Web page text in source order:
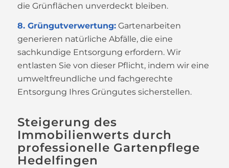
die Grünflächen unverdeckt bleiben.
8. Grüngutverwertung:Gartenarbeiten
generieren natürliche Abfälle, die eine
sachkundige Entsorgung erfordern. Wir
entlasten Sie von dieser Pflicht, indem wir eine
umweltfreundliche und fachgerechte
Entsorgung Ihres Grüngutes sicherstellen.
Steigerung des
Immobilienwerts durch
professionelle Gartenpflege
Hedelfingen